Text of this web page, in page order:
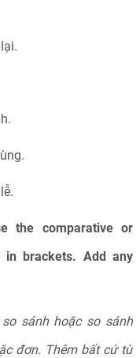
the comparative or
brackets. Add any
sánh hoặc so sánh
đơn. Thêm bất cứ từ